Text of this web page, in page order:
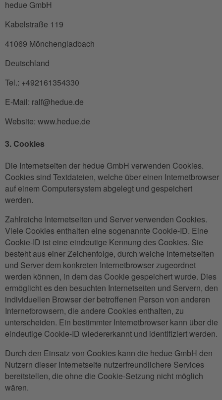
hedue GmbH
Kabelstraße 119
41069 Mönchengladbach
Deutschland
Tel.: +492161354330
E-Mail: ralf@hedue.de
Website: www.hedue.de
3. Cookies
Die Internetseiten der hedue GmbH verwenden Cookies.
Cookies sind Textdateien, welche über einen Internetbrowser
auf einem Computersystem abgelegt und gespeichert
werden.
Zahlreiche Internetseiten und Server verwenden Cookies.
Viele Cookies enthalten eine sogenannte Cookie-ID. Eine
Cookie-ID ist eine eindeutige Kennung des Cookies. Sie
besteht aus einer Zeichenfolge, durch welche Internetseiten
und Server dem konkreten Internetbrowser zugeordnet
werden können, in dem das Cookie gespeichert wurde. Dies
ermöglicht es den besuchten Internetseiten und Servern, den
individuellen Browser der betroffenen Person von anderen
Internetbrowsern, die andere Cookies enthalten, zu
unterscheiden. Ein bestimmter Internetbrowser kann über die
eindeutige Cookie-ID wiedererkannt und identifiziert werden.
Durch den Einsatz von Cookies kann die hedue GmbH den
Nutzern dieser Internetseite nutzerfreundlichere Services
bereitstellen, die ohne die Cookie-Setzung nicht möglich
wären.